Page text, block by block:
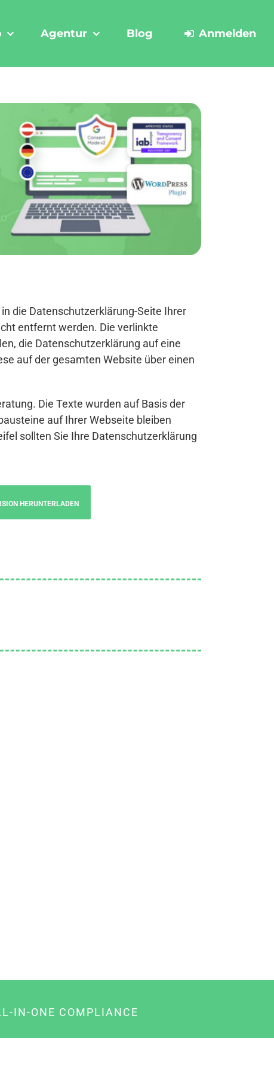
Agentur Blog Anmelden
die Datenschutzerklärung-Seite Ihrer
entfernt werden. Die verlinkte
die Datenschutzerklärung auf eine
auf der gesamten Website über einen
Die Texte wurden auf Basis der
auf Ihrer Webseite bleiben
sollten Sie Ihre Datenschutzerklärung
HERUNTERLADEN
IN-ONE COMPLIANCE